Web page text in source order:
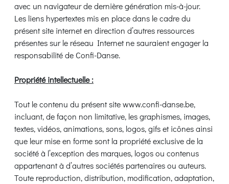
avec un navigateur de dernière génération mis-à-jour.
Les liens hypertextes mis en place dans le cadre du
présent site internet en direction d’autres ressources
présentes sur le réseau Internet ne sauraient engager la
responsabilité de Confi-Danse.
Propriété intellectuelle :
Tout le contenu du présent site www.confi-danse.be,
incluant, de façon non limitative, les graphismes, images,
textes, vidéos, animations, sons, logos, gifs et icônes ainsi
que leur mise en forme sont la propriété exclusive de la
société à l’exception des marques, logos ou contenus
appartenant à d’autres sociétés partenaires ou auteurs.
Toute reproduction, distribution, modification, adaptation,